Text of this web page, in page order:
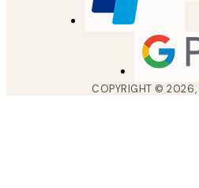
COPYRIGHT ©2026,